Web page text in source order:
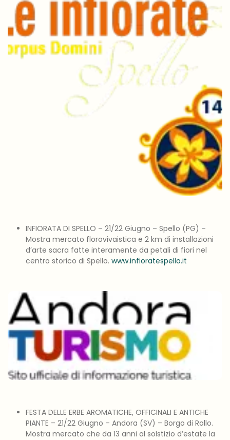
INFIORATA DI SPELLO – 21/22 Giugno – Spello (PG) –
Mostra mercato florovivaistica e 2 km di installazioni
d’arte sacra fatte interamente da petali di fiori nel
centro storico di Spello. www.infioratespello.it
FESTA DELLE ERBE AROMATICHE, OFFICINALI E ANTICHE
PIANTE – 21/22 Giugno – Andora (SV) – Borgo di Rollo.
Mostra mercato che da 13 anni al solstizio d’estate la